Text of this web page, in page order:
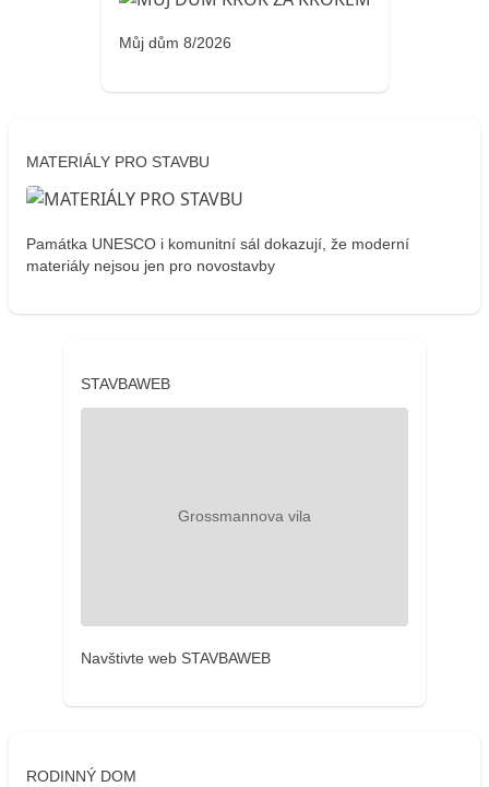
Můj dům 8/2026
MATERIÁLY PRO STAVBU
Památka UNESCO i komunitní sál dokazují, že moderní
materiály nejsou jen pro novostavby
STAVBAWEB
Navštivte web STAVBAWEB
RODINNÝ DOM